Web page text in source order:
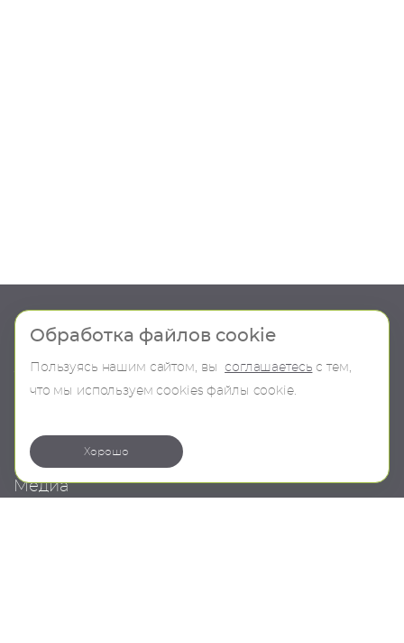
Шоу-рум
О компании
Продукция
В наличии
Медиа
Обработка файлов cookie
Пользуясь нашим сайтом, вы соглашаетесь с тем,
что мы используем сookies файлы cookie.
Хорошо